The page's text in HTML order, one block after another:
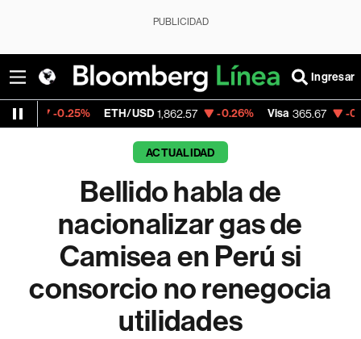
PUBLICIDAD
Ingresar
ETH/USD 1,862.57 -0.26% Visa 365.67 -0.13%
ACTUALIDAD
Bellido habla de
nacionalizar gas de
Camisea en Perú si
consorcio no renegocia
utilidades